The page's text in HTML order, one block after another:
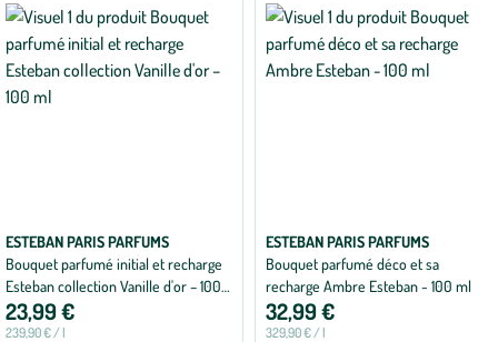
ESTEBAN PARIS PARFUMS
Bouquet parfumé initial et recharge
Esteban collection Vanille d'or – 100
ml
23,99 €
239,90 € / l
ESTEBAN PARIS PARFUMS
Bouquet parfumé déco et sa
recharge Ambre Esteban - 100 ml
32,99 €
329,90 € / l